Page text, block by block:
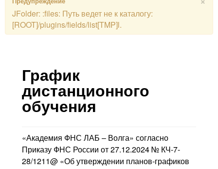
JFolder: :files: Путь ведет не к каталогу:
[ROOT]/plugins/fields/list[TMP]l.
График
дистанционного
обучения
«Академия ФНС ЛАБ – Волга» согласно
Приказу ФНС России от 27.12.2024 № КЧ-7-
28/1211@ «Об утверждении планов-графиков